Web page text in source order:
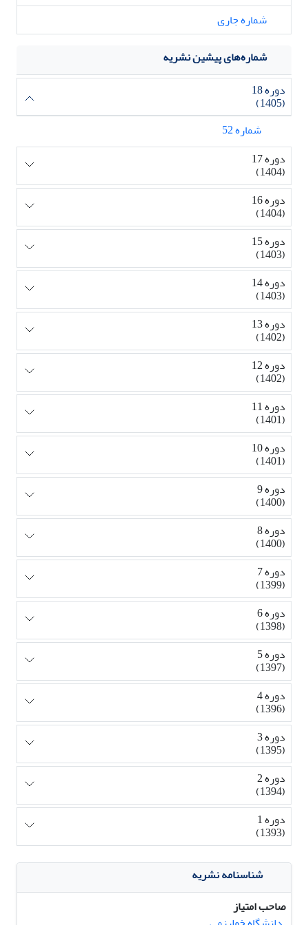
شماره جاری
شماره‌های پیشین نشریه
دوره 18
(1405)
شماره 52
دوره 17
(1404)
دوره 16
(1404)
دوره 15
(1403)
دوره 14
(1403)
دوره 13
(1402)
دوره 12
(1402)
دوره 11
(1401)
دوره 10
(1401)
دوره 9
(1400)
دوره 8
(1400)
دوره 7
(1399)
دوره 6
(1398)
دوره 5
(1397)
دوره 4
(1396)
دوره 3
(1395)
دوره 2
(1394)
دوره 1
(1393)
شناسنامه نشریه
صاحب امتیاز